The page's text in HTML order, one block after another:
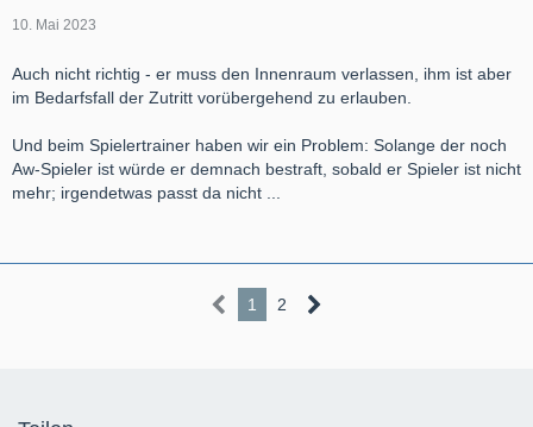
10. Mai 2023
Auch nicht richtig - er muss den Innenraum verlassen, ihm ist aber
im Bedarfsfall der Zutritt vorübergehend zu erlauben.
Und beim Spielertrainer haben wir ein Problem: Solange der noch
Aw-Spieler ist würde er demnach bestraft, sobald er Spieler ist nicht
mehr; irgendetwas passt da nicht ...
1 2